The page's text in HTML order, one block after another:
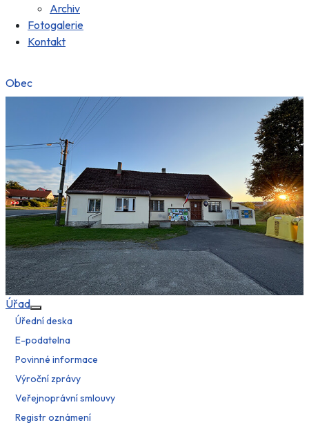
Archiv
Fotogalerie
Kontakt
Obec
Úřad
Více o: Úřad
Úřední deska
E-podatelna
Povinné informace
Výroční zprávy
Veřejnoprávní smlouvy
Registr oznámení